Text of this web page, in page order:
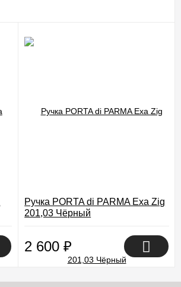
Ручка PORTA di PARMA Exa Zig
201,03 Чёрный
2 600₽